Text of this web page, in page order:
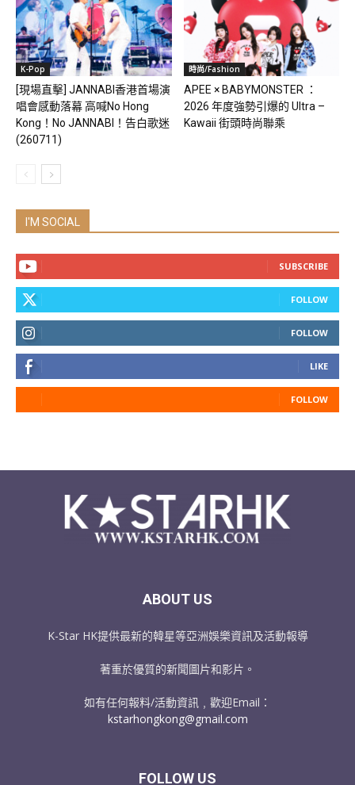
K-Pop
[現場直擊] JANNABI香港首場演
唱會感動落幕 高喊No Hong
Kong！No JANNABI！告白歌迷
(260711)
時尚/Fashion
APEE × BABYMONSTER ：
2026 年度強勢引爆的 Ultra –
Kawaii 街頭時尚聯乘
I'M SOCIAL
SUBSCRIBE
FOLLOW
FOLLOW
LIKE
FOLLOW
ABOUT US
K-Star HK提供最新的韓星等亞洲娛樂資訊及活動報導
著重於優質的新聞圖片和影片。
如有任何報料/活動資訊﹐歡迎Email：
kstarhongkong@gmail.com
FOLLOW US